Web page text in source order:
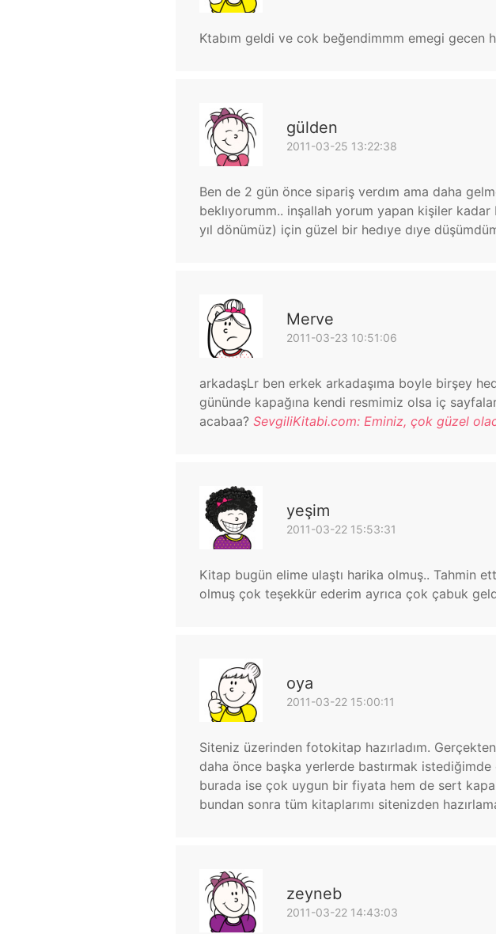
Ktabım geldi ve cok beğendimmm emegi gecen
gülden
2011-03-25 13:22:38
Ben de 2 gün önce sipariş verdım ama daha
beklıyorumm.. inşallah yorum yapan kişiler kadar
yıl dönümüz) için güzel bir hedıye dıye
Merve
2011-03-23 10:51:06
arkadaşLr ben erkek arkadaşıma boyle birşey
gününde kapağına kendi resmimiz olsa iç
acabaa? SevgiliKitabi.com: Eminiz, çok güzel
yeşim
2011-03-22 15:53:31
Kitap bugün elime ulaştı harika olmuş.. Tahmin
olmuş çok teşekkür ederim ayrıca çok çabuk
oya
2011-03-22 15:00:11
Siteniz üzerinden fotokitap hazırladım.
daha önce başka yerlerde bastırmak
burada ise çok uygun bir fiyata hem de sert
bundan sonra tüm kitaplarımı sitenizden
zeyneb
2011-03-22 14:43:03